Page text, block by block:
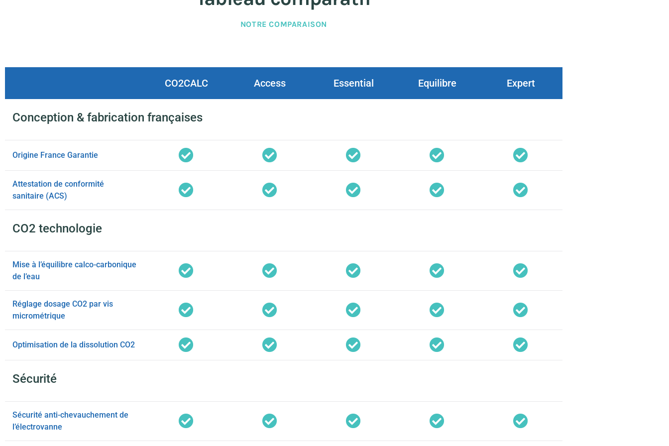
NOTRE COMPARAISON
CO2CALC Access Essential Equilibre Expert
Conception & fabrication françaises
Origine France Garantie
Attestation de conformité
sanitaire (ACS)
CO2 technologie
Mise à l’équilibre calco-carbonique
de l’eau
Réglage dosage CO2 par vis
micrométrique
Optimisation de la dissolution CO2
Sécurité
Sécurité anti-chevauchement de
l’électrovanne